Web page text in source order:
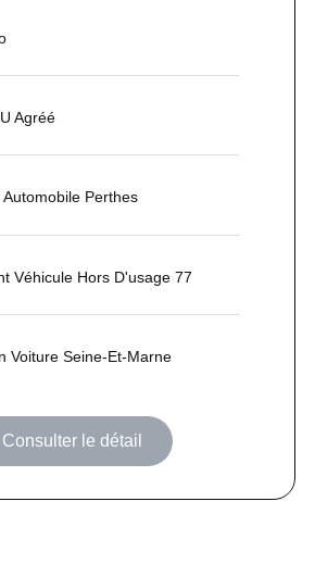
Agréé
Automobile Perthes
Véhicule Hors D'usage 77
Voiture Seine-Et-Marne
Consulter le détail